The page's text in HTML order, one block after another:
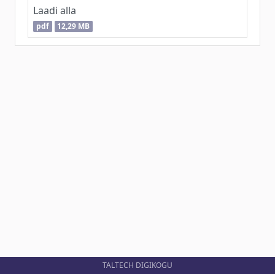
Laadi alla
pdf 12,29 MB
TALTECH DIGIKOGU